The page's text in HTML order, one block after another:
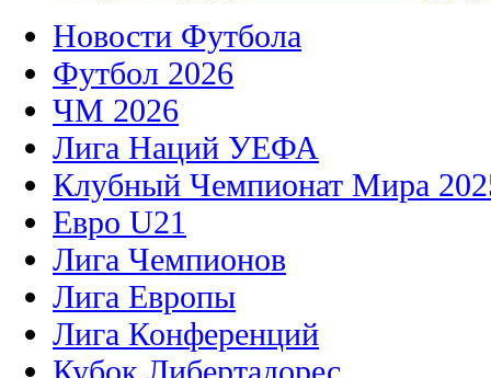
Новости Футбола
Футбол 2026
ЧМ 2026
Лига Наций УЕФА
Клубный Чемпионат Мира
Евро U21
Лига Чемпионов
Лига Европы
Лига Конференций